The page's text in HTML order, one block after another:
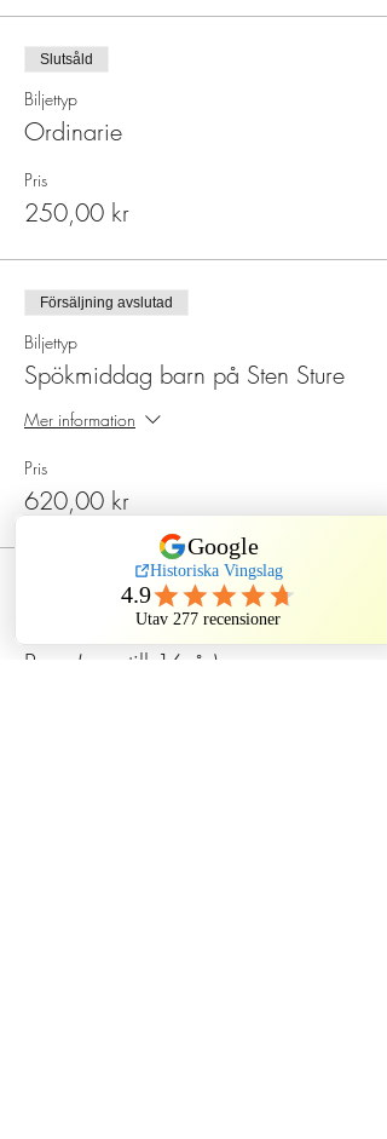
Slutsåld
Biljettyp
Ordinarie
Pris
250,00 kr
Försäljning avslutad
Biljettyp
Spökmiddag barn på Sten Sture
Mer information
Pris
620,00 kr
Barn (upp till 16 år)